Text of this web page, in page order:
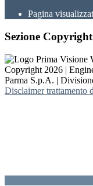
Pagina
Sezione Copyright
Copyright 2026 |
Parma S.p.A. |
Disclaimer trattamento